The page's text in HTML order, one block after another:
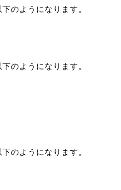
のようになります。
のようになります。
のようになります。